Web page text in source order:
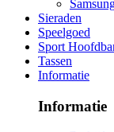
Sieraden
Speelgoed
Sport
Tassen
Informatie
Informatie